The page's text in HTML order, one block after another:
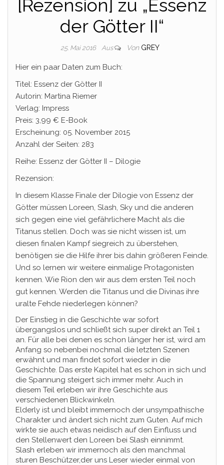
[Rezension] zu „Essenz
der Götter II“
25. Mai 2016 Aus Von GREY
Hier ein paar Daten zum Buch:
Titel: Essenz der Götter II
Autorin: Martina Riemer
Verlag: Impress
Preis: 3,99 € E-Book
Erscheinung: 05. November 2015
Anzahl der Seiten: 283
Reihe: Essenz der Götter II – Dilogie
Rezension:
In diesem Klasse Finale der Dilogie von Essenz der
Götter müssen Loreen, Slash, Sky und die anderen
sich gegen eine viel gefährlichere Macht als die
Titanus stellen. Doch was sie nicht wissen ist, um
diesen finalen Kampf siegreich zu überstehen,
benötigen sie die Hilfe ihrer bis dahin größeren Feinde.
Und so lernen wir weitere einmalige Protagonisten
kennen. Wie Rion den wir aus dem ersten Teil noch
gut kennen. Werden die Titanus und die Divinas ihre
uralte Fehde niederlegen können?
Der Einstieg in die Geschichte war sofort
übergangslos und schließt sich super direkt an Teil 1
an. Für alle bei denen es schon länger her ist, wird am
Anfang so nebenbei nochmal die letzten Szenen
erwähnt und man findet sofort wieder in die
Geschichte. Das erste Kapitel hat es schon in sich und
die Spannung steigert sich immer mehr. Auch in
diesem Teil erleben wir ihre Geschichte aus
verschiedenen Blickwinkeln.
Elderly ist und bleibt immernoch der unsympathische
Charakter und ändert sich nicht zum Guten. Auf mich
wirkte sie auch etwas neidisch auf den Einfluss und
den Stellenwert den Loreen bei Slash einnimmt.
Slash erleben wir immernoch als den manchmal
sturen Beschützer,der uns Leser wieder einmal von